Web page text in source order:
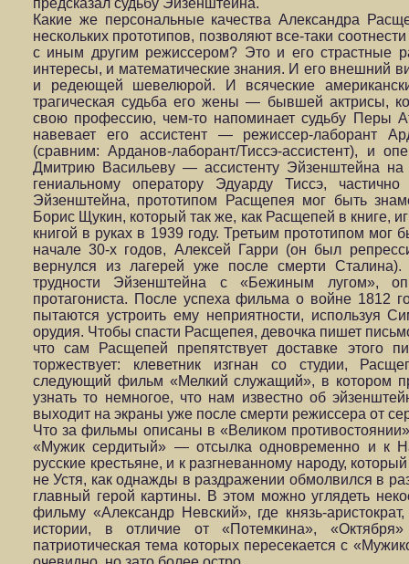
предсказал судьбу Эйзенштейна.
Какие же персональные качества Александра
нескольких прототипов, позволяют все-таки
с иным другим режиссером? Это и его страстные
интересы, и математические знания. И его внешний
и редеющей шевелюрой. И всяческие
трагическая судьба его жены — бывшей актрисы,
свою профессию, чем-то напоминает судьбу Перы
навевает его ассистент — режиссер-лаборант
(сравним: Арданов-лаборант/Тиссэ-ассистент), и
Дмитрию Васильеву — ассистенту Эйзенштейна
гениальному оператору Эдуарду Тиссэ,
Эйзенштейна, прототипом Расщепея мог быть
Борис Щукин, который так же, как Расщепей в книге,
книгой в руках в 1939 году. Третьим прототипом мог
начале 30-х годов, Алексей Гарри (он был
вернулся из лагерей уже после смерти
трудности Эйзенштейна с «Бежиным лугом»,
протагониста. После успеха фильма о войне 1812
пытаются устроить ему неприятности, используя
орудия. Чтобы спасти Расщепея, девочка пишет
что сам Расщепей препятствует доставке этого
торжествует: клеветник изгнан со студии,
следующий фильм «Мелкий служащий», в котором
узнать то немногое, что нам известно об
выходит на экраны уже после смерти режиссера от
Что за фильмы описаны в «Великом
«Мужик сердитый» — отсылка одновременно и к
русские крестьяне, и к разгневанному народу,
не Устя, как однажды в раздражении обмолвился в
главный герой картины. В этом можно углядеть
фильму «Александр Невский», где князь-
истории, в отличие от «Потемкина»,
патриотическая тема которых пересекается с